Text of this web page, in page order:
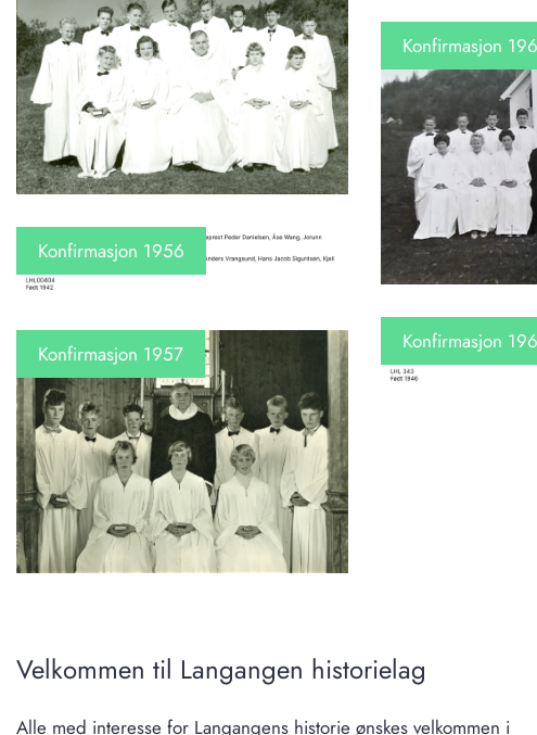
Konfirmasjon 1956
Konfirmasjon 1957
Konfirmasjon
Konfirmasjon
Velkommen til Langangen historielag
Alle med interesse for Langangens historie ønskes velkommen i